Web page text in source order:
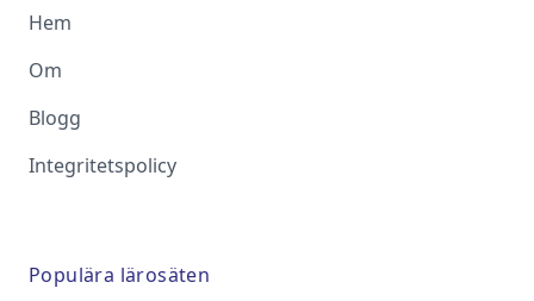
Hem
Om
Blogg
Integritetspolicy
Populära lärosäten